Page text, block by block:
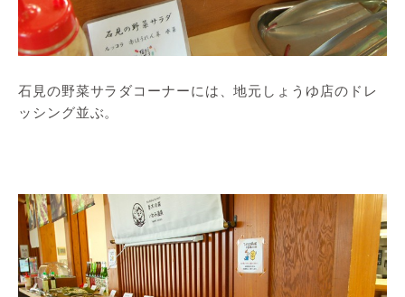
石見の野菜サラダコーナーには、地元しょうゆ店のドレ
ッシング並ぶ。